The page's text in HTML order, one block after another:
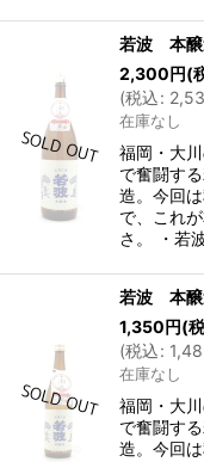
若波 本
2,300円(
(税込:
在庫なし
福岡・大
で奮闘す
造。今回
で、これ
さ。 ・若
若波 本
1,350円(
(税込:
在庫なし
福岡・大
で奮闘す
造。今回